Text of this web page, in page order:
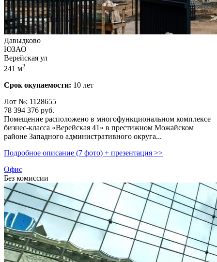
Давыдково
ЮЗАО
Верейская ул
241 м2
Срок окупаемости: 10 лет
Лот №: 1128655
78 394 376 руб.
Помещение расположено в многофункциональном комплексе
бизнес-класса «Верейская 41» в престижном Можайском
районе Западного административного округа...
Подробное описание (7 фото) + презентация >>
Офис
Без комиссии